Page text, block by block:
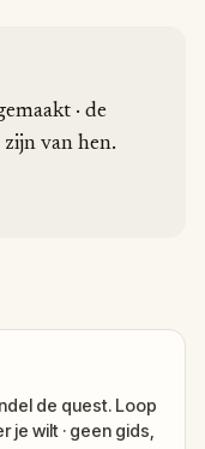
· de
van hen.
de quest. Loop
je wilt · geen gids,